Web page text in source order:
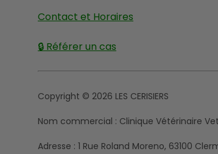
Contact et Horaires
🔒 Référer un cas
Copyright © 2026 LES CERISIERS
Nom commercial : Clinique Vétérinaire
Adresse : 1 Rue Roland Moreno, 63100